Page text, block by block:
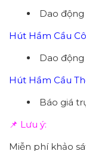
Dao động
Hút Hầm Cầu
Dao
Hút Hầm Cầu
Báo giá
📌 Lưu ý:
Miễn phí khảo